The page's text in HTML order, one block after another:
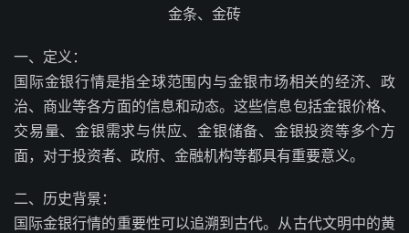
金条、金砖
一、定义：
国际金银行情是指全球范围内与金银市场相关的经济、政
治、商业等各方面的信息和动态。这些信息包括金银价格、
交易量、金银需求与供应、金银储备、金银投资等多个方
面，对于投资者、政府、金融机构等都具有重要意义。
二、历史背景：
国际金银行情的重要性可以追溯到古代。从古代文明中的黄